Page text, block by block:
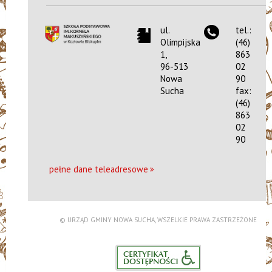
ul.
Olimpijska
1,
96-513
Nowa
Sucha
tel.:
(46)
863
02
90
fax:
(46)
863
02
90
pełne dane teleadresowe
© URZĄD GMINY NOWA SUCHA, WSZELKIE PRAWA ZASTRZEŻONE